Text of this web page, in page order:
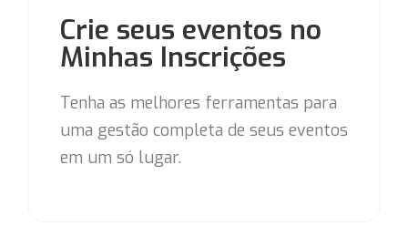
Crie seus eventos no
Minhas Inscrições
Tenha as melhores ferramentas para
uma gestão completa de seus eventos
em um só lugar.